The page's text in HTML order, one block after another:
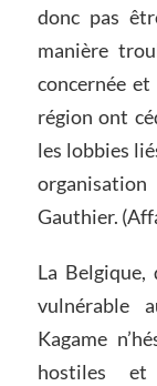
donc pas
manière
concernée
région ont
les lobbies
Gauthier.
La
vulnérable
Kagame
hostiles et